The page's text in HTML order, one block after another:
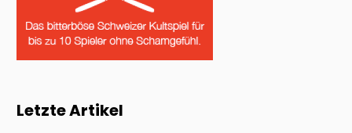
Letzte Artikel